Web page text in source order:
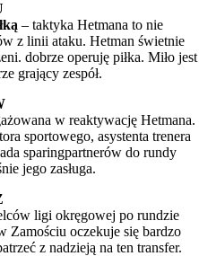
– taktyka Hetmana to nie
z linii ataku. Hetman świetnie
dobrze operuję piłka. Miło jest
grający zespół.
w reaktywację Hetmana.
sportowego, asystenta trenera
sparingpartnerów do rundy
jego zasługa.
ligi okręgowej po rundzie
Zamościu oczekuje się bardzo
z nadzieją na ten transfer.